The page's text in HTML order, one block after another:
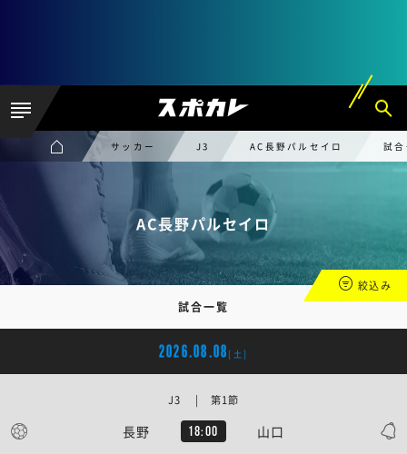
サッカー J3 AC長野パルセイロ 試
AC長野パルセイロ
試合一覧
絞込み
2026.08.08 [土]
長野 18:00 山口
J3 | 第1節